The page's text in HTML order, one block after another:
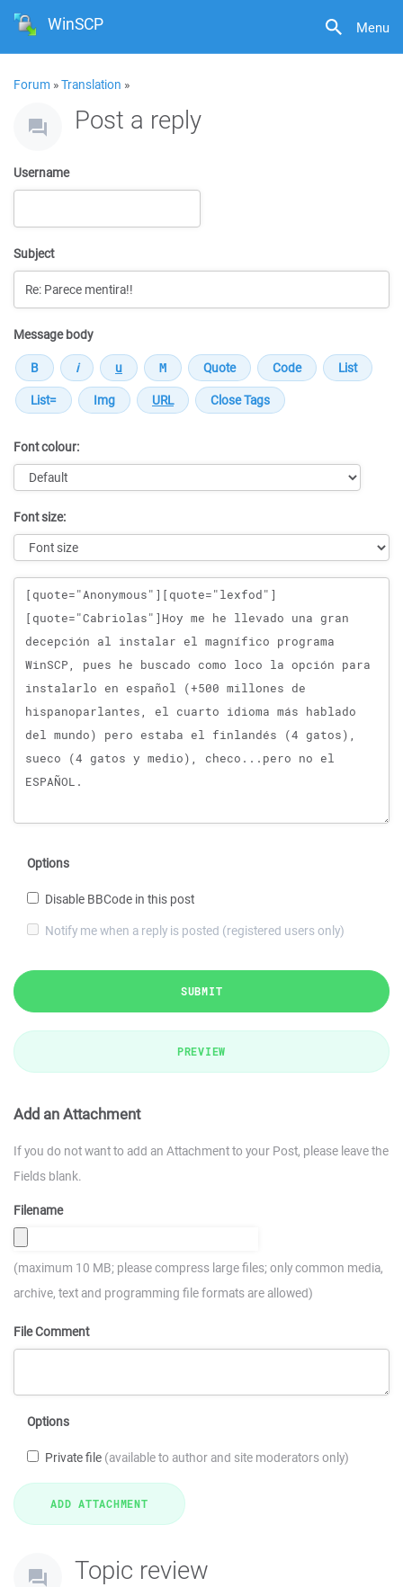
Menu
WinSCP
Forum »Translation »
Post a reply
Username
Subject
Message body
Font colour:
Font size:
Message
Options
Disable BBCode in this post
Notify me when a reply is posted (registered users only)
SUBMIT
PREVIEW
Add an Attachment
If you do not want to add an Attachment to your Post, please leave the
Fields blank.
Filename
(maximum 10 MB; please compress large files; only common media,
archive, text and programming file formats are allowed)
File Comment
Options
Private file (available to author and site moderators only)
Topic review